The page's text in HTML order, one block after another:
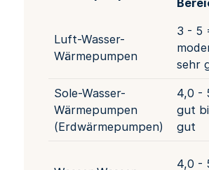
Luft-Wasser-
Wärmepumpen
3 - 5
sehr
Sole-Wasser-
Wärmepumpen
(Erdwärmepumpen)
4,0 -
gut
gut
4,0 -